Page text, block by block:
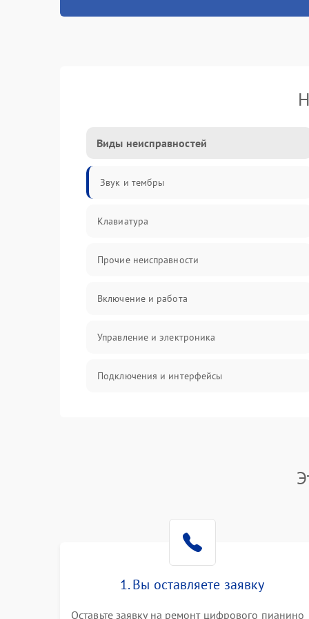
Виды неисправностей
Звук и тембры
Клавиатура
Прочие неисправности
Включение и работа
Управление и электроника
Подключения и интерфейсы
1. Вы оставляете заявку
Оставьте заявку на ремонт цифрового пианино